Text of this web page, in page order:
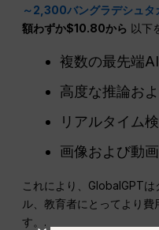
～2,300バングラデシュタ
額わずか$10.80から 以下
複数の最先端
高度な推論お
リアルタイム
画像および動
これにより、GlobalGPT
ル、教育者にとってより費
す。.